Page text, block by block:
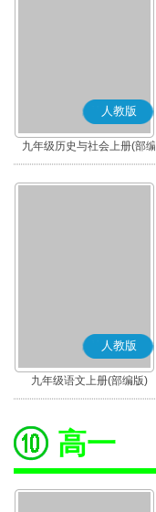
人教版
九年级历史与社会上册(部编
版)
人教版
九年级语文上册(部编版)
高一